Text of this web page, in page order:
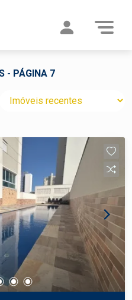
- PÁGINA 7